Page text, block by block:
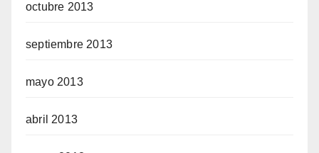
octubre 2013
septiembre 2013
mayo 2013
abril 2013